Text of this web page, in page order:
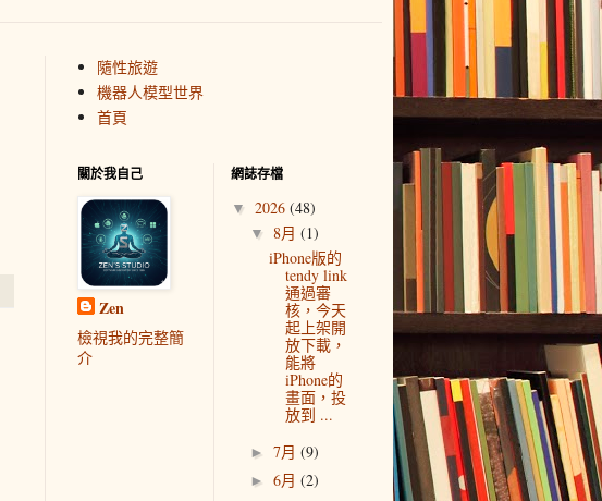
隨性旅遊
機器人模型世界
首頁
關於我自己
Zen
檢視我的完整簡
介
網誌存檔
▼ 2026 (48)
▼ 8月 (1)
iPhone版的
tendy link
通過審
核，今天
起上架開
放下載，
能將
iPhone的
畫面，投
放到 ...
► 7月 (9)
► 6月 (2)